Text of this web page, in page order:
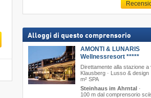
Alloggi di questo comprensorio
AMONTI & LUNARIS
Wellnessresort *****
Direttamente alla stazione a
Klausberg · Lusso & design
m² SPA
Steinhaus im Ahrntal·
100 m dal comprensorio